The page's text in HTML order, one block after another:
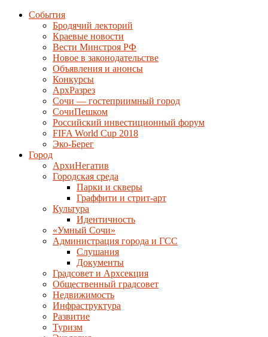
События
Бродячий лекторий
Краевые новости
Вести Минстроя РФ
Новое в законодательстве
Объявления и анонсы
Конкурсы
АрхРазрез
Сочи — гостеприимный город
СочиПешком
Российский инвестиционный форум
FIFA World Cup 2018
Эко-Берег
Город
АрхиНегатив
Городская среда
Парки и скверы
Граффити и стрит-арт
Культура
Идентичность
«Умный Сочи»
Администрация города и ГСС
Слушания
Документы
Градсовет и Архсекция
Общественный градсовет
Недвижимость
Инфраструктура
Развитие
Туризм